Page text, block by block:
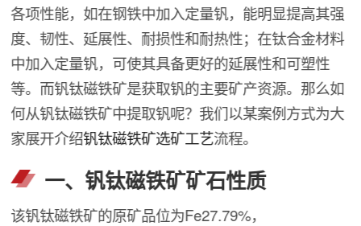
各项性能，如在钢铁中加入定量钒，能明显提高其强
度、韧性、延展性、耐损性和耐热性；在钛合金材料
中加入定量钒，可使其具备更好的延展性和可塑性
等。而钒钛磁铁矿是获取钒的主要矿产资源。那么如
何从钒钛磁铁矿中提取钒呢？我们以某案例方式为大
家展开介绍钒钛磁铁矿选矿工艺流程。
一、钒钛磁铁矿矿石性质
该钒钛磁铁矿的原矿品位为Fe27.79%，